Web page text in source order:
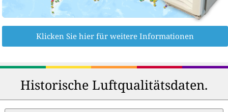
Klicken Sie hier für weitere Informationen
Historische Luftqualitätsdaten.